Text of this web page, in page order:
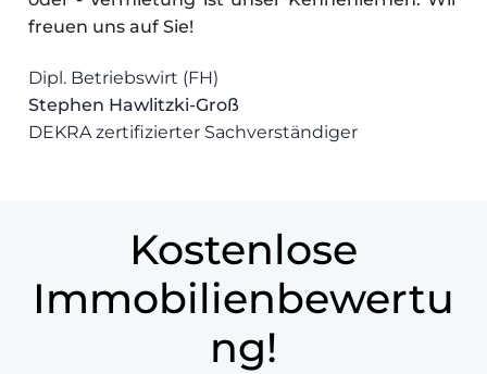
freuen uns auf Sie!
Dipl. Betriebswirt (FH)
Stephen Hawlitzki-Groß
DEKRA zertifizierter Sachverständiger
Kostenlose
Immobilienbewertu
ng!